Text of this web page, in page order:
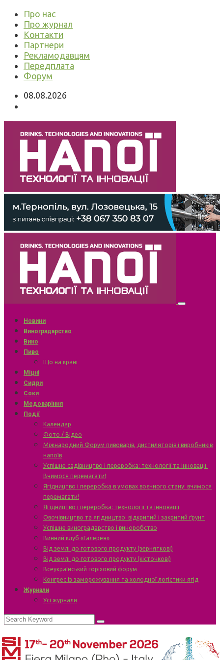
Про нас
Про журнал
Контакти
Партнери
Рекламодавцям
Передплата
Форум
08.08.2026
Новини
Виноградарство
Вино
Пиво
Що на крані
Міцні
Сидри
Соки
Медоваріння
Події
Календар
Фото / Відео
Міжнародний Форум пивоварів, дистиляторів і виробників
напоїв
Успішне садівництво і переробка: технології та інновації.
Вчимося перемагати!
Ягідництво і переробка в умовах воєнного стану: вчимося
перемагати!
Ягідництво і переробка: технології та інновації
Овочівництво та ягідництво: відкритий і закритий ґрунт
Успішне виноградарство і виноробство
Винний клуб «Галерея»
Від землі до готового продукту (зерняткові)
Від землі до готового продукту (кісточкові)
Всеукраїнський горіховий форум
Конгрес із заморожування та холодної логістики ягід
Журнали
Усі журнали